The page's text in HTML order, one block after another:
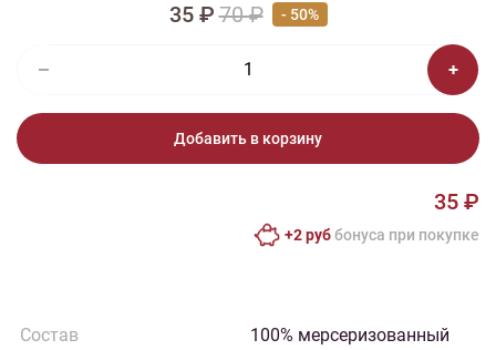
35 ₽70 ₽ - 50%
Добавить в корзину
35 ₽
+2 руббонусa при покупке
Состав
100% мерсеризованный